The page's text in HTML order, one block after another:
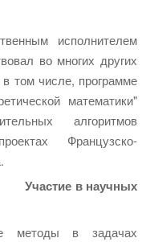
исполнителем
во многих других
том числе, программе
математики"
алгоритмов
Французско-
Участие в научных
методы в задачах